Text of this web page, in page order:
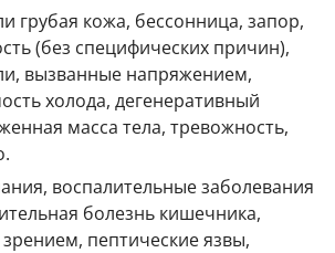
грубая кожа, бессонница, запор,
(без специфических причин),
вызванные напряжением,
холода, дегенеративный
масса тела, тревожность,
воспалительные заболевания
болезнь кишечника,
пептические язвы,